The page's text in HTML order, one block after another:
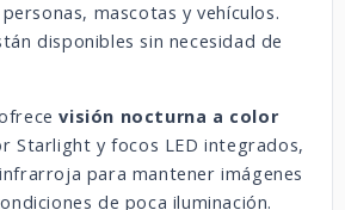
mascotas y vehículos.
disponibles sin necesidad de
visión nocturna a color
Starlight y focos LED integrados,
para mantener imágenes
de poca iluminación.